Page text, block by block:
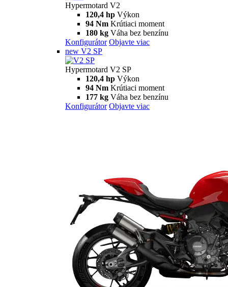
Hypermotard V2
120,4 hp Výkon
94 Nm Krútiaci moment
180 kg Váha bez benzínu
Konfigurátor Objavte viac
new V2 SP
Hypermotard V2 SP
120,4 hp Výkon
94 Nm Krútiaci moment
177 kg Váha bez benzínu
Konfigurátor Objavte viac